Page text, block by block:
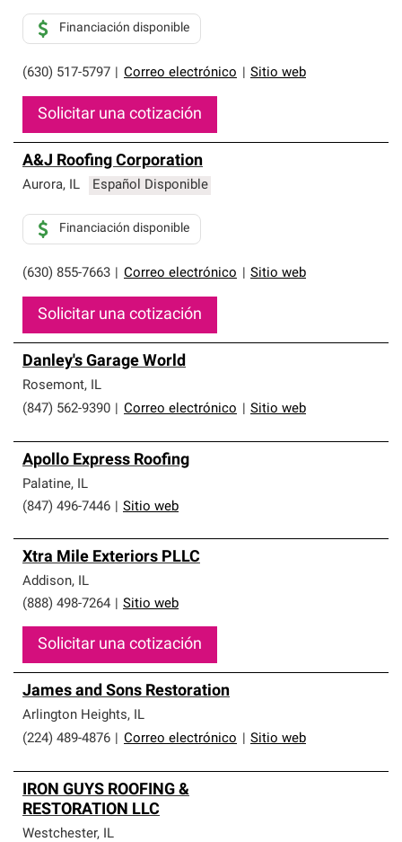
(630) 517-5797 Correo electrónico Sitio web
Financiación disponible
Solicitar una cotización
A&J Roofing Corporation
Aurora, IL Español Disponible
(630) 855-7663 Correo electrónico Sitio web
Financiación disponible
Solicitar una cotización
Danley's Garage World
Rosemont, IL
(847) 562-9390
Correo electrónico Sitio web
Apollo Express Roofing
Palatine, IL
(847) 496-7446
Sitio web
Xtra Mile Exteriors PLLC
Addison, IL
(888) 498-7264
Sitio web
Solicitar una cotización
James and Sons Restoration
Arlington Heights, IL
(224) 489-4876
Correo electrónico Sitio web
IRON GUYS ROOFING &
RESTORATION LLC
Westchester, IL